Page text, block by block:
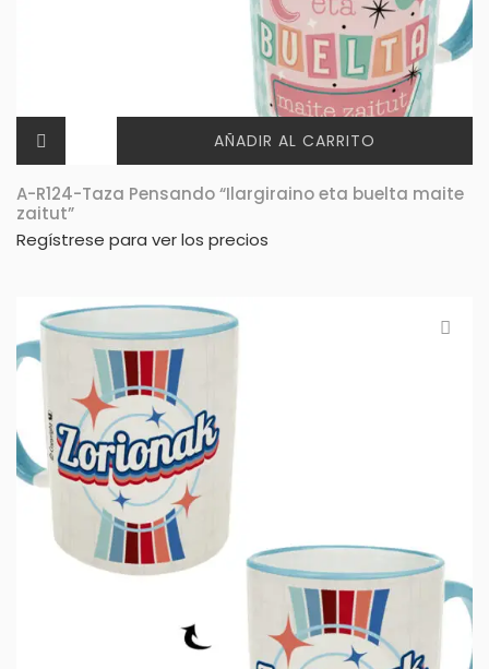
AÑADIR AL CARRITO
A-R124-Taza Pensando “Ilargiraino eta buelta maite
zaitut”
Regístrese para ver los precios